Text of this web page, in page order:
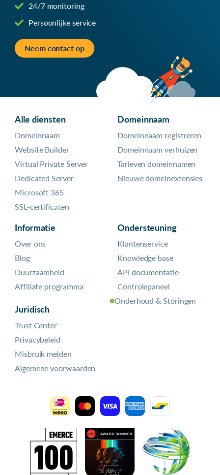
24/7 monitoring
Persoonlijke service
Neem contact op
Alle diensten
Domeinnaam
Website Builder
Virtual Private Server
Dedicated Server
Microsoft 365
SSL-certificaten
Domeinnaam
Domeinnaam registreren
Domeinnaam verhuizen
Tarieven domeinnamen
Nieuwe domeinextensies
Informatie
Over ons
Blog
Duurzaamheid
Affiliate programma
Juridisch
Trust Center
Privacybeleid
Misbruik melden
Algemene voorwaarden
Ondersteuning
Klantenservice
Knowledge base
API documentatie
Controlepaneel
Onderhoud & Storingen